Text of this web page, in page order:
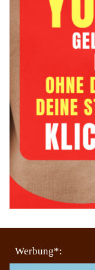
Werbung*: